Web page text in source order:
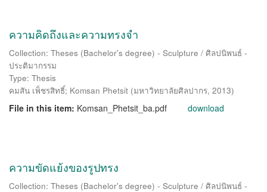
ความคิดถึงและความทรงจำ
Collection: Theses (Bachelor's degree) - Sculpture / ศิลปนิพนธ์ -
ประติมากรรม
Type: Thesis
คมสัน เพ็ชรสิทธิ์; Komsan Phetsit (มหาวิทยาลัยศิลปากร, 2013)
File in this item: Komsan_Phetsit_ba.pdf download
ความขัดแย้งของรูปทรง
Collection: Theses (Bachelor's degree) - Sculpture / ศิลปนิพนธ์ -